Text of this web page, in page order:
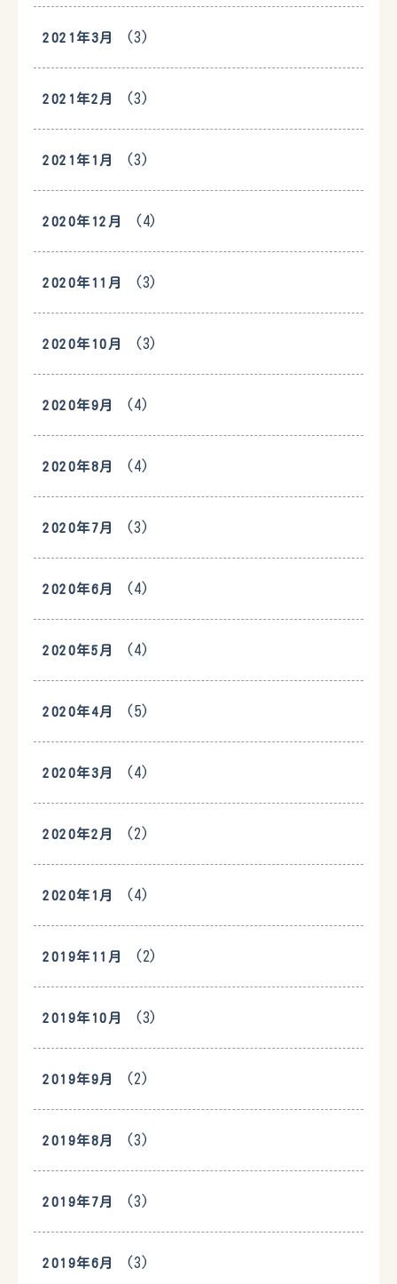
2021年3月 (3)
2021年2月 (3)
2021年1月 (3)
2020年12月 (4)
2020年11月 (3)
2020年10月 (3)
2020年9月 (4)
2020年8月 (4)
2020年7月 (3)
2020年6月 (4)
2020年5月 (4)
2020年4月 (5)
2020年3月 (4)
2020年2月 (2)
2020年1月 (4)
2019年11月 (2)
2019年10月 (3)
2019年9月 (2)
2019年8月 (3)
2019年7月 (3)
2019年6月 (3)